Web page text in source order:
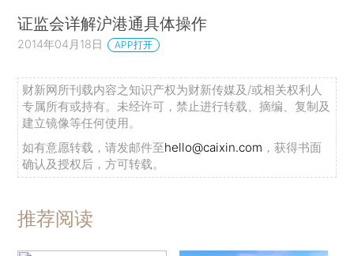
证监会详解沪港通具体操作
2014年04月18日 APP打开
财新网所刊载内容之知识产权为财新传媒及/或相关权利人
专属所有或持有。未经许可，禁止进行转载、摘编、复制及
建立镜像等任何使用。
如有意愿转载，请发邮件至hello@caixin.com ，获得书面
确认及授权后，方可转载。
推荐阅读